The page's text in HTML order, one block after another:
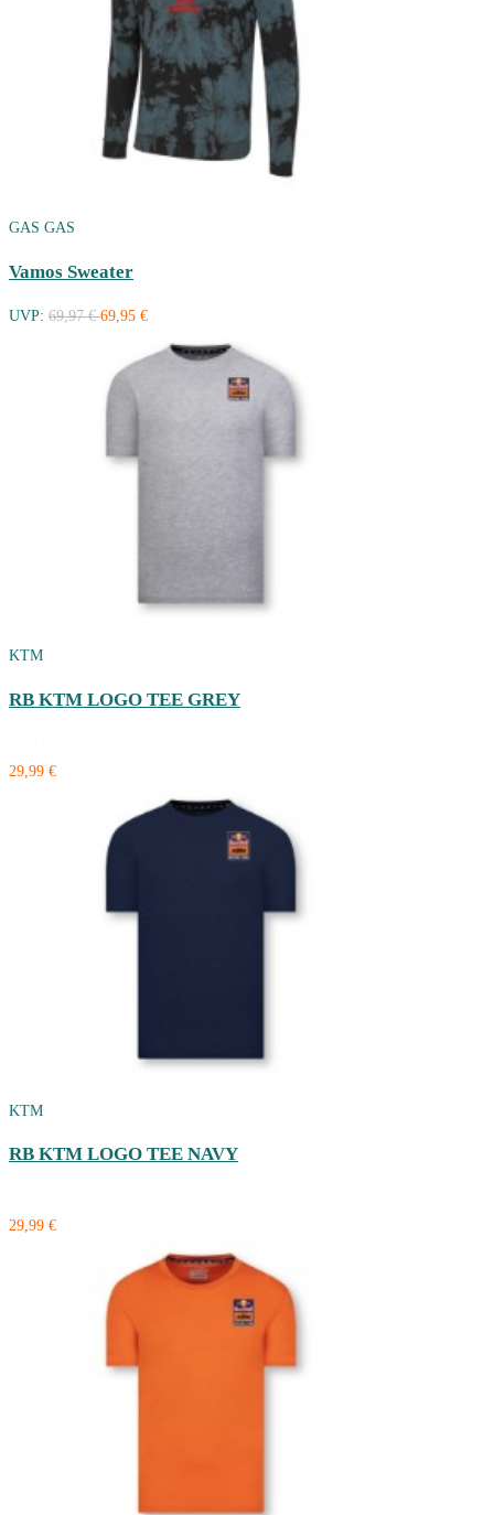
GAS GAS
Vamos Sweater
UVP: 69,97 € 69,95 €
KTM
RB KTM LOGO TEE GREY
29,99 €
KTM
RB KTM LOGO TEE NAVY
29,99 €